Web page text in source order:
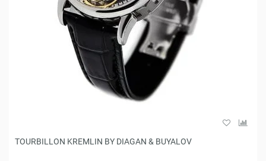
TOURBILLON KREMLIN BY DIAGAN & BUYALOV